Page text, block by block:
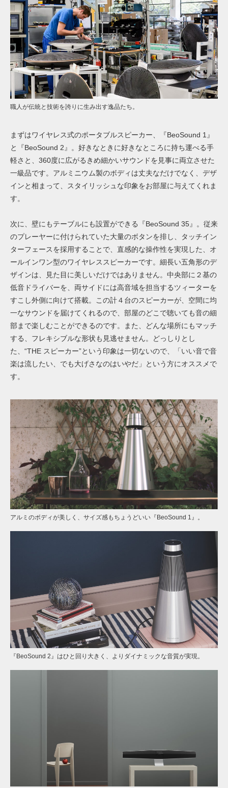
職人が伝統と技術を誇りに生み出す逸品たち。
まずはワイヤレス式のポータブルスピーカー、『BeoSound 1 』
と『BeoSound 2 』。好きなときに好きなところに持ち運べる手
軽さと、360度に広がるきめ細かいサウンドを見事に両立させた
一級品です。アルミニウム製のボディは丈夫なだけでなく、デザ
インと相まって、スタイリッシュな印象をお部屋に与えてくれま
す。
次に、壁にもテーブルにも設置ができる『BeoSound 35』。従来
のプレーヤーに付けられていた大量のボタンを排し、タッチイン
ターフェースを採用することで、直感的な操作性を実現した、オ
ールインワン型のワイヤレススピーカーです。細長い五角形のデ
ザインは、見た目に美しいだけではありません。中央部に２基の
低音ドライバーを、両サイドには高音域を担当するツィーターを
すこし外側に向けて搭載。この計４台のスピーカーが、空間に均
一なサウンドを届けてくれるので、部屋のどこで聴いても音の細
部まで楽しむことができるのです。また、どんな場所にもマッチ
する、フレキシブルな形状も見逃せません。どっしりとし
た、“THE スピーカー”という印象は一切ないので、「いい音で音
楽は流したい、でも大げさなのはいやだ」という方にオススメで
す。
アルミのボディが美しく、サイズ感もちょうどいい『BeoSound 1』。
『BeoSound 2』はひと回り大きく、よりダイナミックな音質が実現。